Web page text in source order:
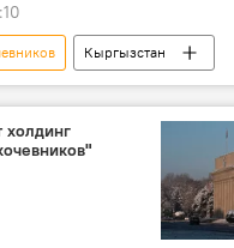
Кыргызстан
холдинг